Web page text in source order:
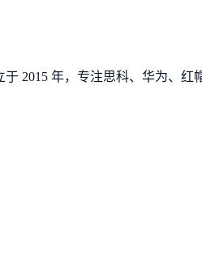
2015 年，专注思科、华为、